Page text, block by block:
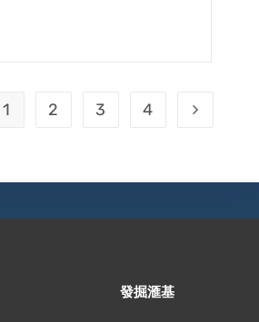
1 2 3 4 Go to the
發掘滙基